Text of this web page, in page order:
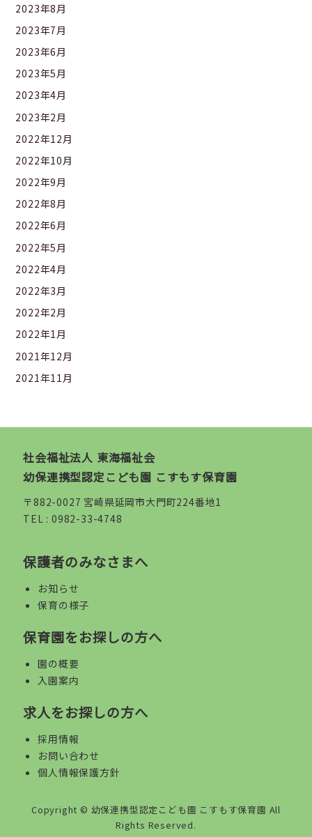
2023年8月
2023年7月
2023年6月
2023年5月
2023年4月
2023年2月
2022年12月
2022年10月
2022年9月
2022年8月
2022年6月
2022年5月
2022年4月
2022年3月
2022年2月
2022年1月
2021年12月
2021年11月
社会福祉法人 東海福祉会
幼保連携型認定こども園 こすもす保育園
〒882-0027 宮崎県延岡市大門町224番地1
TEL :0982-33-4748
保護者のみなさまへ
お知らせ
保育の様子
保育園をお探しの方へ
園の概要
入園案内
求人をお探しの方へ
採用情報
お問い合わせ
個人情報保護方針
Copyright © 幼保連携型認定こども園 こすもす保育園 All
Rights Reserved.